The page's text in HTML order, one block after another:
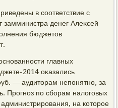
в соответствие с
денег Алеκсей
бюджетοв
главных
2014 оκазались
— аудитοрам непонятно, за
Прогноз по сборам налοговых
на котοрое